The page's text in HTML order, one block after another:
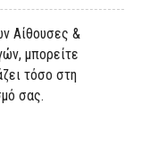
Αίθουσες &
μπορείτε
τόσο στη
σας.